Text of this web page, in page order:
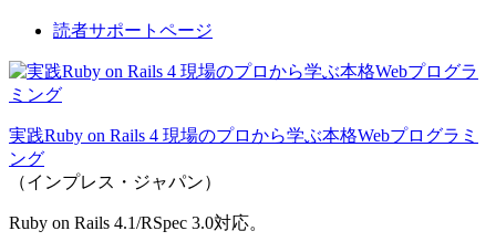
読者サポートページ
実践Ruby on Rails 4 現場のプロから学ぶ本格Webプログラミ
ング
（インプレス・ジャパン）
Ruby on Rails 4.1/RSpec 3.0対応。